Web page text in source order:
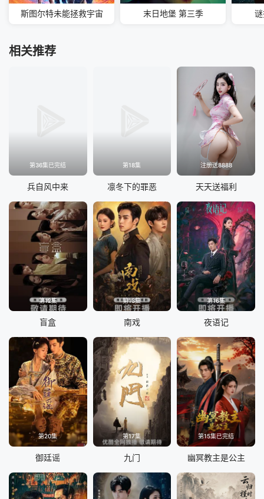
斯图尔特未能拯救宇宙 末日地堡 第三季
相关推荐
第36集已完结
兵自风中来
第18集
凛冬下的罪恶
注册送8888
天天送福利
第12集
盲盒
第13集
南戏
第16集
夜语记
第20集
御廷谣
第17集
九门
第15集已完结
幽冥教主是公主